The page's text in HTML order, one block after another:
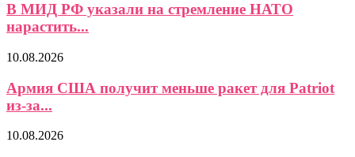
В МИД РФ указали на стремление НАТО
нарастить...
10.08.2026
Армия США получит меньше ракет для Patriot
из-за...
10.08.2026